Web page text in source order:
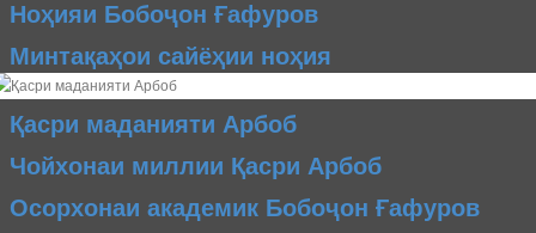
Ноҳияи Бобоҷон Ғафуров
Минтақаҳои сайёҳии ноҳия
Қасри маданияти Арбоб
Чойхонаи миллии Қасри Арбоб
Осорхонаи академик Бобоҷон Ғафуров